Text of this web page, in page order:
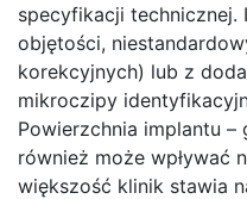
specyfikacji technicznej.
objętości,
korekcyjnych) lub z
mikroczipy
Powierzchnia implantu –
również może wpływać
większość klinik stawia